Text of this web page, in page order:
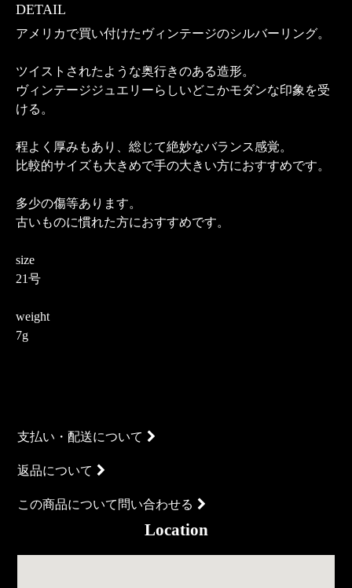
DETAIL
アメリカで買い付けたヴィンテージのシルバーリング。
ツイストされたような奥行きのある造形。
ヴィンテージジュエリーらしいどこかモダンな印象を受
ける。
程よく厚みもあり、総じて絶妙なバランス感覚。
比較的サイズも大きめで手の大きい方におすすめです。
多少の傷等あります。
古いものに慣れた方におすすめです。
size
21号
weight
7g
支払い・配送について
返品について
この商品について問い合わせる
Location